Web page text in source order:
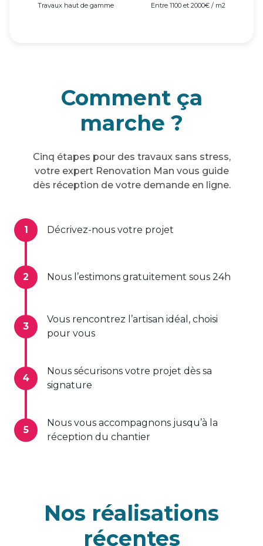
Travaux haut de gamme Entre 1100 et 2000€ / m2
Comment ça
marche ?
Cinq étapes pour des travaux sans stress,
votre expert Renovation Man vous guide
dès réception de votre demande en ligne.
1 Décrivez-nous votre projet
2 Nous l’estimons gratuitement sous 24h
3
Vous rencontrez l’artisan idéal, choisi
pour vous
4
Nous sécurisons votre projet dès sa
signature
5
Nous vous accompagnons jusqu’à la
réception du chantier
Nos réalisations
récentes